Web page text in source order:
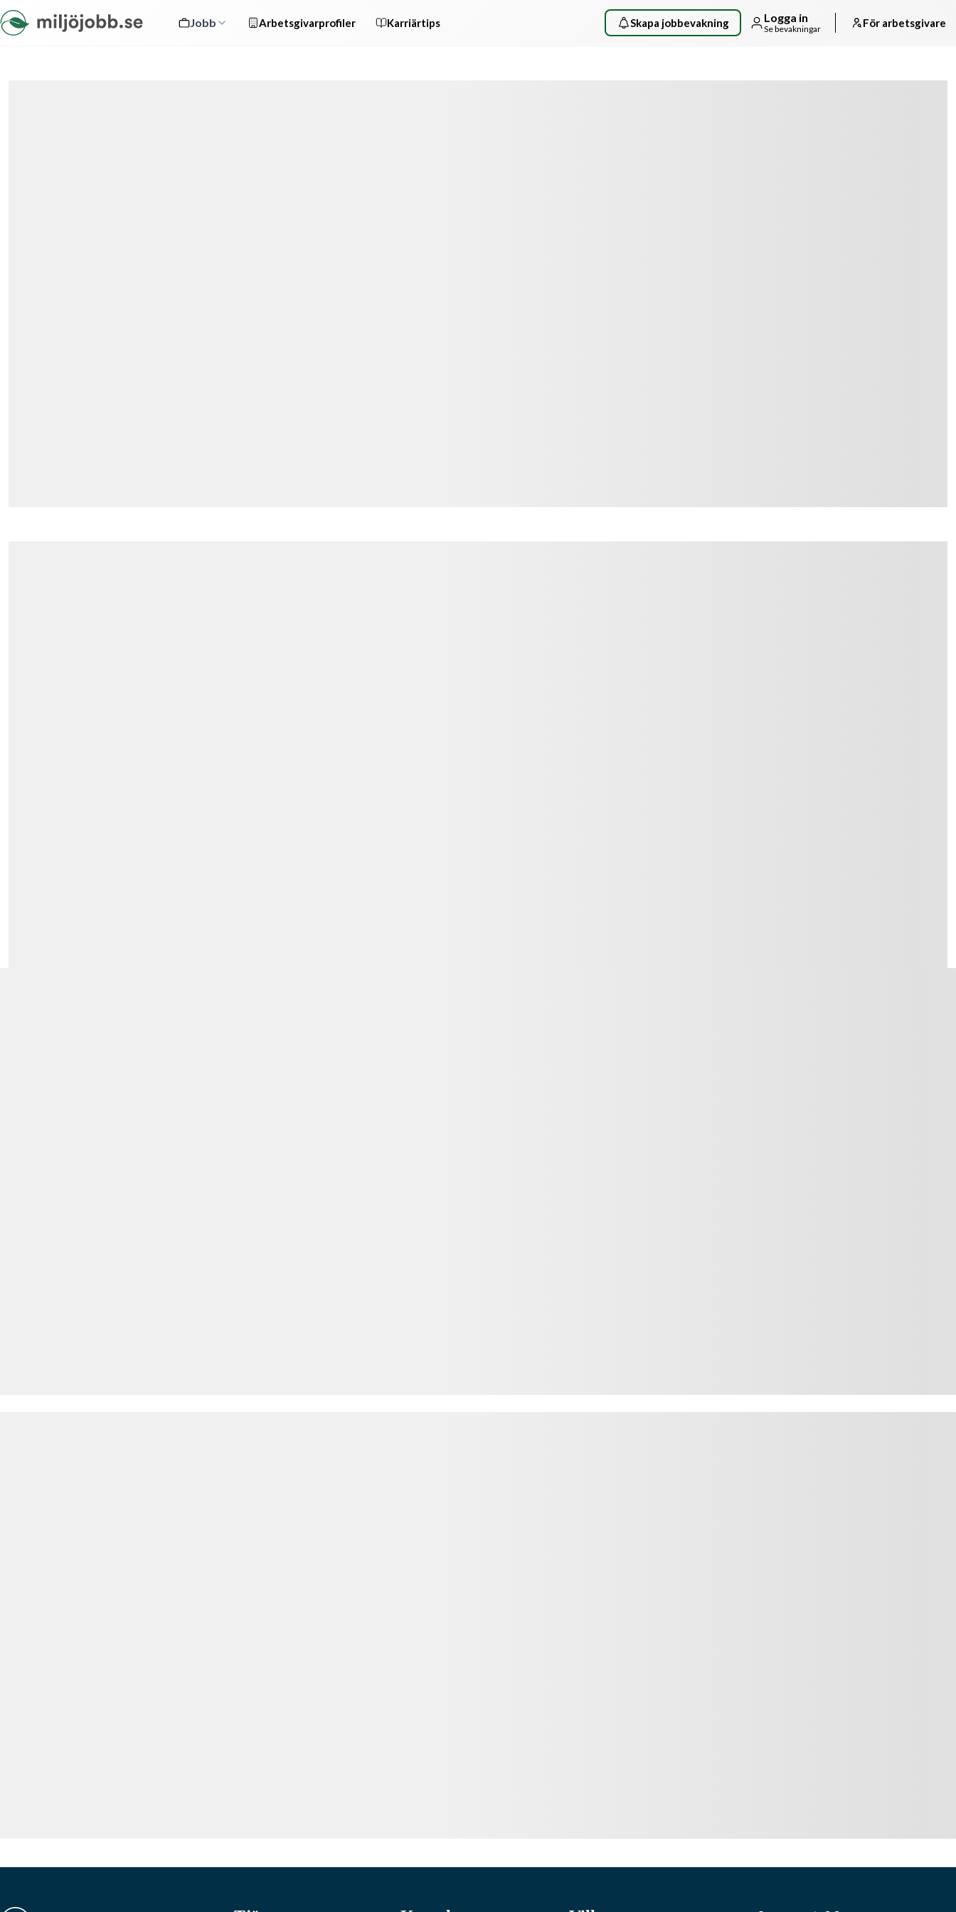
Jobb Arbetsgivarprofiler Karriärtips Skapa jobbevakning Logga in
Se bevakningar För arbetsgivare